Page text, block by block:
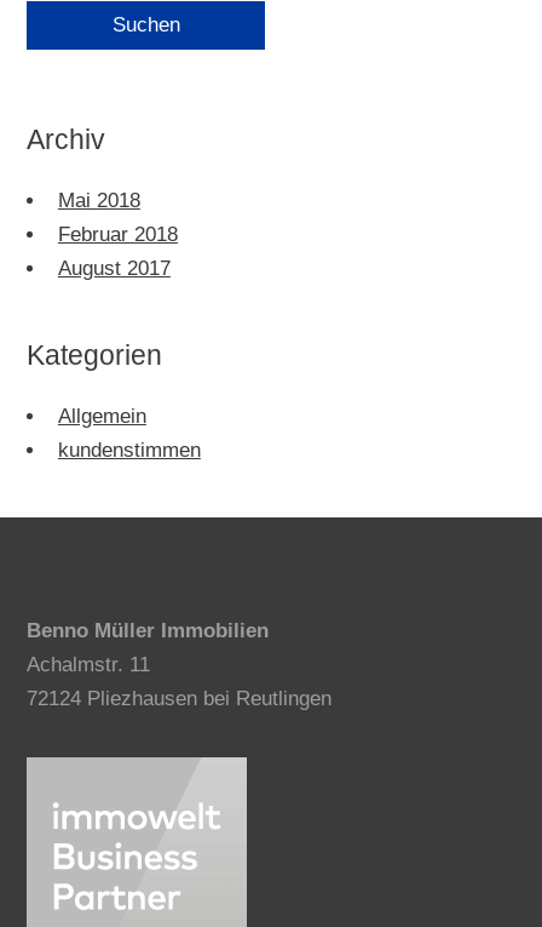
Archiv
Mai 2018
Februar 2018
August 2017
Kategorien
Allgemein
kundenstimmen
Benno Müller Immobilien
Achalmstr. 11
72124 Pliezhausen bei Reutlingen